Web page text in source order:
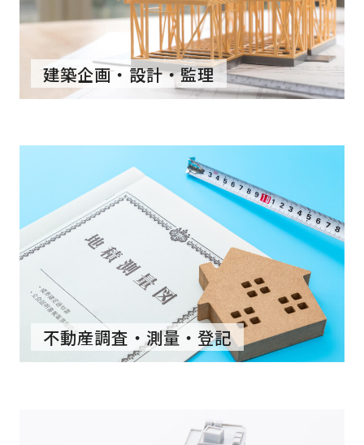
建築企画・設計・監理
不動産調査・測量・登記